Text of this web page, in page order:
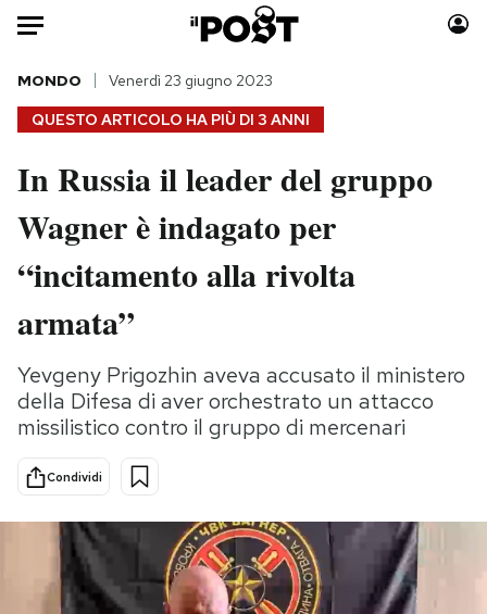
Auto
HOME
Italia
Politica
Tecnologia
Scienza
Cultura
Economia
Sport
Moda
Consumismi
Storie/Idee
Europa
Altrecose
Mondiali calcio 2026
PODCAST
NEWSLETTER
QUESTO ARTICOLO HA PIÙ DI 3 ANNI
MONDO Venerdì 23 giugno 2023
In Russia il leader del gruppo
Wagner è indagato per
“incitamento alla rivolta
armata”
Yevgeny Prigozhin aveva accusato il ministero
della Difesa di aver orchestrato un attacco
missilistico contro il gruppo di mercenari
Condividi